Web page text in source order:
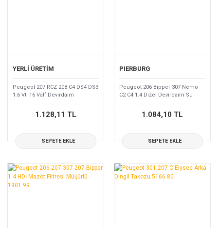
YERLİ ÜRETİM
Peugeot 207 RCZ 208 C4 DS4 DS3
1.6 Vti 16 Valf Devirdaim
9801573380
1.128,11 TL
SEPETE EKLE
PIERBURG
Peugeot 206 Bipper 307 Nemo
C2 C4 1.4 Dizel Devirdaim Su
Pompası 1609417380
1.084,10 TL
SEPETE EKLE